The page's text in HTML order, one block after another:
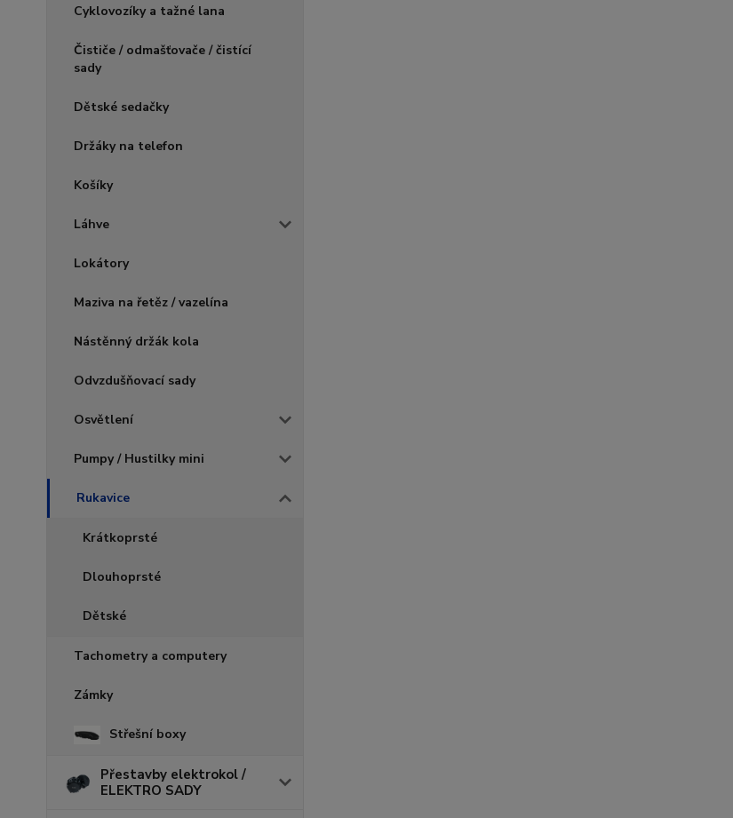
Cyklovozíky a tažné lana
Čističe / odmašťovače / čistící
sady
Dětské sedačky
Držáky na telefon
Košíky
Láhve
Lokátory
Maziva na řetěz / vazelína
Nástěnný držák kola
Odvzdušňovací sady
Osvětlení
Pumpy / Hustilky mini
Rukavice
Krátkoprsté
Dlouhoprsté
Dětské
Tachometry a computery
Zámky
Střešní boxy
Přestavby elektrokol /
ELEKTRO SADY